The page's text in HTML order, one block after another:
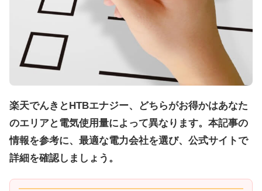
楽天でんきとHTBエナジー、どちらがお得かはあなた
のエリアと電気使用量によって異なります。本記事の
情報を参考に、最適な電力会社を選び、公式サイトで
詳細を確認しましょう。